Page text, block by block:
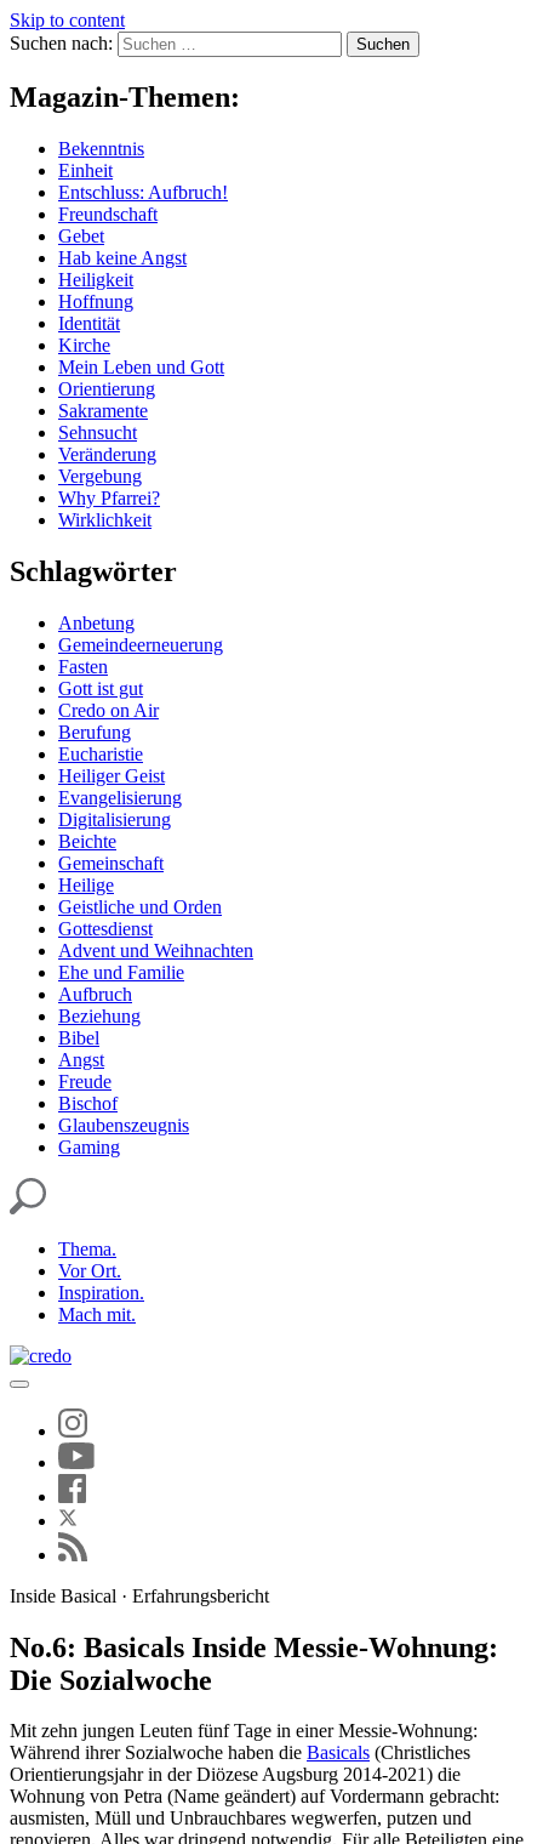
Skip to content
Suchen nach:
Magazin-Themen:
Bekenntnis
Einheit
Entschluss: Aufbruch!
Freundschaft
Gebet
Hab keine Angst
Heiligkeit
Hoffnung
Identität
Kirche
Mein Leben und Gott
Orientierung
Sakramente
Sehnsucht
Veränderung
Vergebung
Why Pfarrei?
Wirklichkeit
Schlagwörter
Anbetung
Gemeindeerneuerung
Fasten
Gott ist gut
Credo on Air
Berufung
Eucharistie
Heiliger Geist
Evangelisierung
Digitalisierung
Beichte
Gemeinschaft
Heilige
Geistliche und Orden
Gottesdienst
Advent und Weihnachten
Ehe und Familie
Aufbruch
Beziehung
Bibel
Angst
Freude
Bischof
Glaubenszeugnis
Gaming
Thema.
Vor Ort.
Inspiration.
Mach mit.
Inside Basical · Erfahrungsbericht
No.6: Basicals Inside Messie-Wohnung:
Die Sozialwoche
Mit zehn jungen Leuten fünf Tage in einer Messie-Wohnung:
Während ihrer Sozialwoche haben die Basicals (Christliches
Orientierungsjahr in der Diözese Augsburg 2014-2021) die
Wohnung von Petra (Name geändert) auf Vordermann gebracht:
ausmisten, Müll und Unbrauchbares wegwerfen, putzen und